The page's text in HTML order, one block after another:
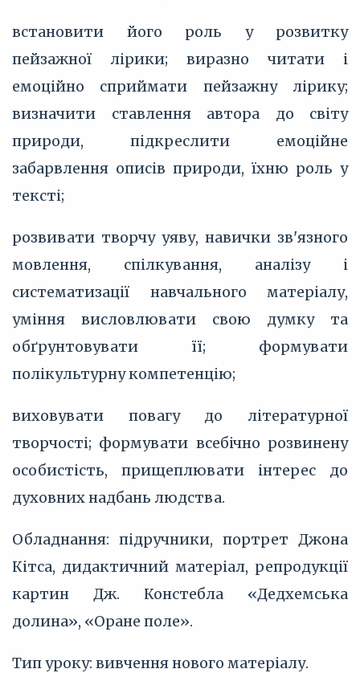
встановити його роль у розвитку
пейзажної лірики; виразно читати і
емоційно сприймати пейзажну лірику;
визначити ставлення автора до світу
природи, підкреслити емоційне
забарвлення описів природи, їхню роль у
тексті;
розвивати творчу уяву, навички зв'язного
мовлення, спілкування, аналізу і
систематизації навчального матеріалу,
уміння висловлювати свою думку та
обґрунтовувати її; формувати
полікультурну компетенцію;
виховувати повагу до літературної
творчості; формувати всебічно розвинену
особистість, прищеплювати інтерес до
духовних надбань людства.
Обладнання: підручники, портрет Джона
Кітса, дидактичний матеріал, репродукції
картин Дж. Констебла «Дедхемська
долина», «Оране поле».
Тип уроку: вивчення нового матеріалу.